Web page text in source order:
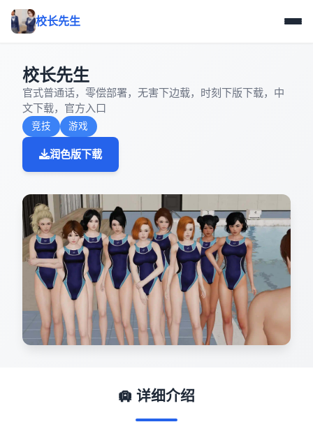
校长先生
校长先生
官式普通话，零偿部署，无害下边载，时刻下版下载，中
文下载，官方入口
竞技 游戏
润色版下载
🛄 详细介绍